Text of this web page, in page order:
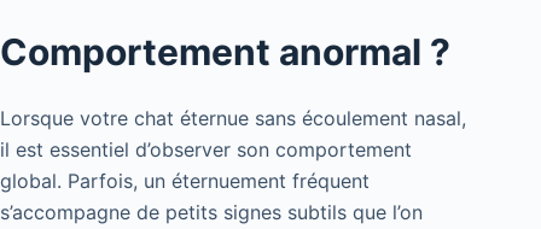
Comportement anormal ?
Lorsque votre chat éternue sans écoulement nasal,
il est essentiel d’observer son comportement
global. Parfois, un éternuement fréquent
s’accompagne de petits signes subtils que l’on